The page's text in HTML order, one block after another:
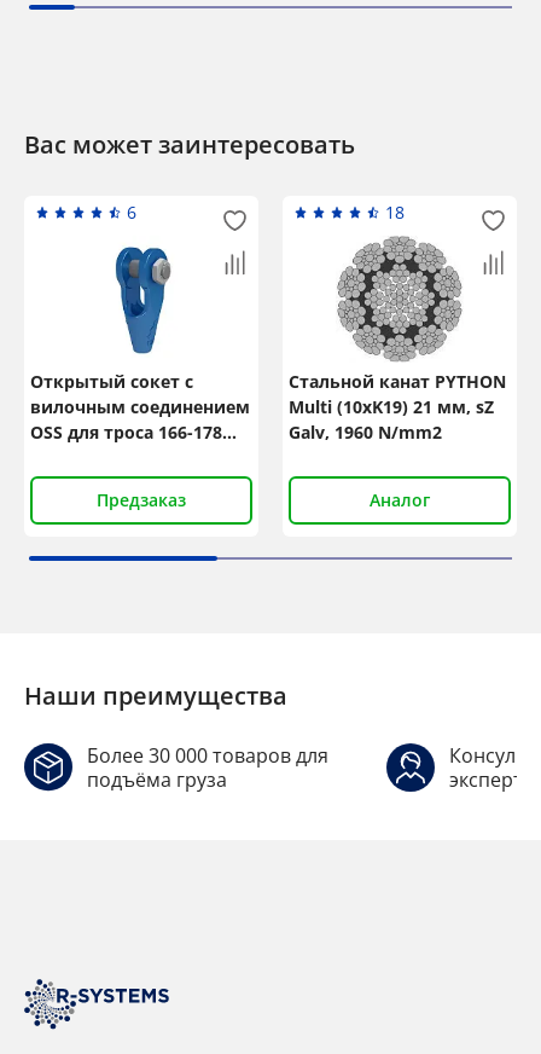
Вас может заинтересовать
6
Открытый сокет с
вилочным соединением
OSS для троса 166-178
Предзаказ
18
Стальной канат PYTHON
Multi (10xK19) 21 мм, sZ
Galv, 1960 N/mm2
Аналог
Наши преимущества
Более 30 000 товаров для
подъёма груза